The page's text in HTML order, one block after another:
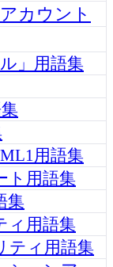
カウント
」用語集
用語集
ト用語集
集
ィ用語集
ティ用語集